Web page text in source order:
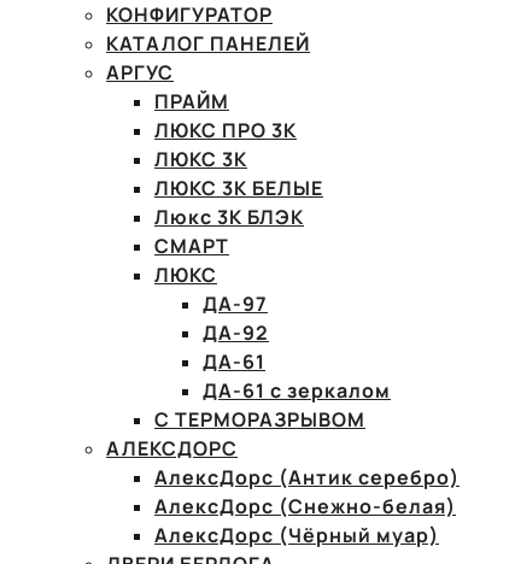
КОНФИГУРАТОР
КАТАЛОГ ПАНЕЛЕЙ
АРГУС
ПРАЙМ
ЛЮКС ПРО 3К
ЛЮКС 3К
ЛЮКС 3К БЕЛЫЕ
Люкс 3К БЛЭК
СМАРТ
ЛЮКС
ДА-97
ДА-92
ДА-61
ДА-61 с зеркалом
С ТЕРМОРАЗРЫВОМ
АЛЕКСДОРС
АлексДорс (Антик серебро)
АлексДорс (Снежно-белая)
АлексДорс (Чёрный муар)